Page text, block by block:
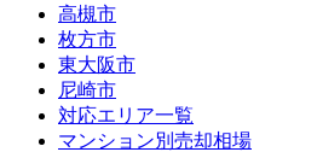
高槻市
枚方市
東大阪市
尼崎市
対応エリア一覧
マンション別売却相場